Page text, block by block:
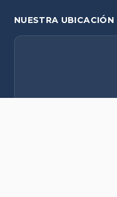
NUESTRA UBICACIÓN